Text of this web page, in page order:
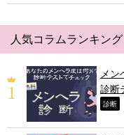
人気コラムランキング
メン
診断
診断